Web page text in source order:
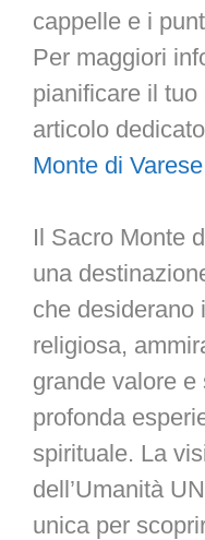
cappelle e i
Per maggiori
pianificare il
articolo dedicato
Monte di Varese
Il Sacro Monte
una
che desiderano
religiosa,
grande valore
profonda
spirituale. La
dell’Umanità
unica per